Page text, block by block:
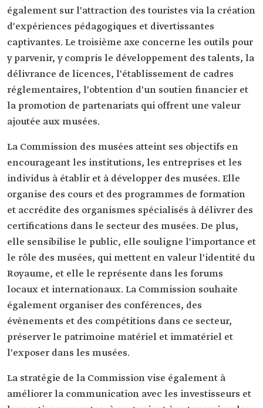
également sur l'attraction des touristes via la création
d'expériences pédagogiques et divertissantes
captivantes. Le troisième axe concerne les outils pour
y parvenir, y compris le développement des talents, la
délivrance de licences, l'établissement de cadres
réglementaires, l'obtention d'un soutien financier et
la promotion de partenariats qui offrent une valeur
ajoutée aux musées.
La Commission des musées atteint ses objectifs en
encourageant les institutions, les entreprises et les
individus à établir et à développer des musées. Elle
organise des cours et des programmes de formation
et accrédite des organismes spécialisés à délivrer des
certifications dans le secteur des musées. De plus,
elle sensibilise le public, elle souligne l'importance et
le rôle des musées, qui mettent en valeur l'identité du
Royaume, et elle le représente dans les forums
locaux et internationaux. La Commission souhaite
également organiser des conférences, des
évènements et des compétitions dans ce secteur,
préserver le patrimoine matériel et immatériel et
l'exposer dans les musées.
La stratégie de la Commission vise également à
améliorer la communication avec les investisseurs et